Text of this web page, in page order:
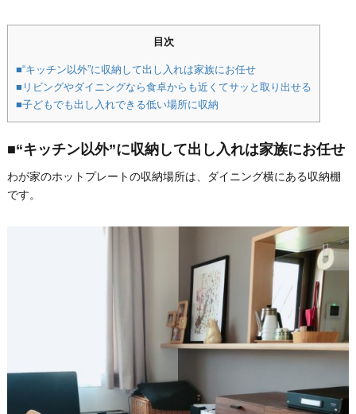
目次
■“キッチン以外”に収納して出し入れは家族にお任せ
■リビングやダイニングなら食卓からも近くてサッと取り出せる
■子どもでも出し入れできる低い場所に収納
■“キッチン以外”に収納して出し入れは家族にお任せ
わが家のホットプレートの収納場所は、ダイニング横にある収納棚
です。